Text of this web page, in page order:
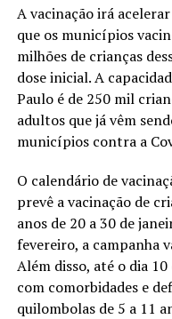
A vacinação irá
que os municípios
milhões de crianças
dose inicial. A
Paulo é de 250 mil
adultos que já vêm
municípios contra a
O calendário de
prevê a vacinação de
anos de 20 a 30 de
fevereiro, a campanha
Além disso, até o dia
com comorbidades e
quilombolas de 5 a 11